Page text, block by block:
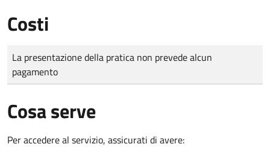
Costi
Tipo di pagamento
Importo
La presentazione della pratica non prevede alcun
pagamento
Cosa serve
Per accedere al servizio, assicurati di avere: